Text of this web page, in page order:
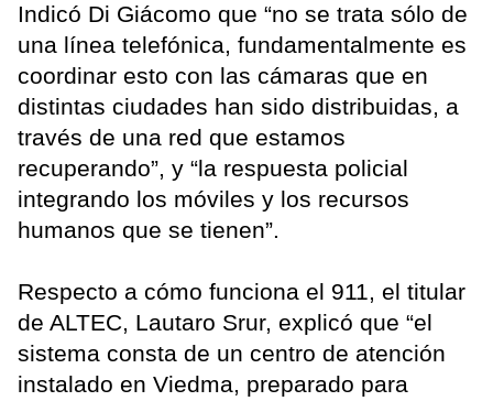
Indicó Di Giácomo que “no se trata sólo de
una línea telefónica, fundamentalmente es
coordinar esto con las cámaras que en
distintas ciudades han sido distribuidas, a
través de una red que estamos
recuperando”, y “la respuesta policial
integrando los móviles y los recursos
humanos que se tienen”.
Respecto a cómo funciona el 911, el titular
de ALTEC, Lautaro Srur, explicó que “el
sistema consta de un centro de atención
instalado en Viedma, preparado para